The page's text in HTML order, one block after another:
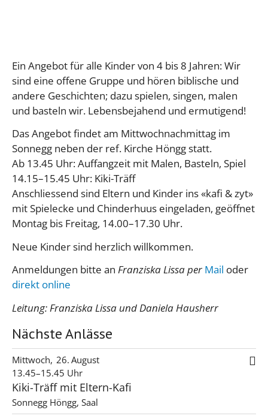
Ein Angebot für alle Kinder von 4 bis 8 Jahren: Wir
sind eine offene Gruppe und hören biblische und
andere Geschichten; dazu spielen, singen, malen
und basteln wir. Lebensbejahend und ermutigend!
Das Angebot findet am Mittwochnachmittag im
Sonnegg neben der ref. Kirche Höngg statt.
Ab 13.45 Uhr: Auffangzeit mit Malen, Basteln, Spiel
14.15–15.45 Uhr: Kiki-Träff
Anschliessend sind Eltern und Kinder ins «kafi & zyt»
mit Spielecke und Chinderhuus eingeladen, geöffnet
Montag bis Freitag, 14.00–17.30 Uhr.
Neue Kinder sind herzlich willkommen.
Anmeldungen bitte an Franziska Lissa perMail oder
direkt online
Leitung: Franziska Lissa und Daniela Hausherr
Nächste Anlässe
Mittwoch 26 August
13.45–15.45 Uhr
Kiki-Träff mit Eltern-Kafi
Sonnegg Höngg, Saal